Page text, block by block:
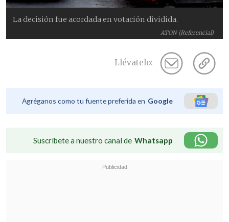
ATON (Referencial)
La decisión fue acordada en votación dividida.
Llévatelo:
Agréganos como tu fuente preferida en Google
Suscríbete a nuestro canal de Whatsapp